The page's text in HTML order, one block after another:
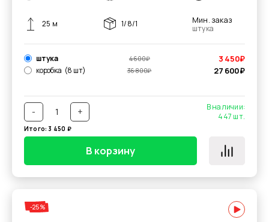
25 м 1/8/1
Мин. заказ
штука
штука 4 600₽ 3 450₽
коробка (8 шт) 36 800₽ 27 600₽
- +
В наличии:
447 шт.
Итого:3 450 ₽
В корзину
-25%